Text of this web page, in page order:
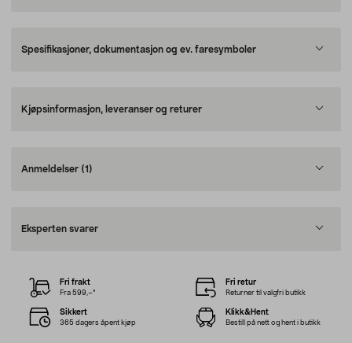
Spesifikasjoner, dokumentasjon og ev. faresymboler
Kjøpsinformasjon, leveranser og returer
Anmeldelser (1)
Eksperten svarer
Fri frakt
Fra 599,–*
Fri retur
Returner til valgfri butikk
Sikkert
365 dagers åpent kjøp
Klikk&Hent
Bestill på nett og hent i butikk